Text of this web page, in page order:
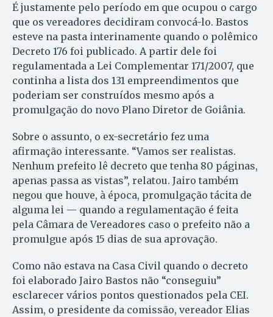
É justamente pelo período em que ocupou o cargo
que os vereadores decidiram convocá-lo. Bastos
esteve na pasta interinamente quando o polêmico
Decreto 176 foi publicado. A partir dele foi
regulamentada a Lei Complementar 171/2007, que
continha a lista dos 131 empreendimentos que
poderiam ser construídos mesmo após a
promulgação do novo Plano Diretor de Goiânia.
Sobre o assunto, o ex-secretário fez uma
afirmação interessante. “Vamos ser realistas.
Nenhum prefeito lê decreto que tenha 80 páginas,
apenas passa as vistas”, relatou. Jairo também
negou que houve, à época, promulgação tácita de
alguma lei — quando a regulamentação é feita
pela Câmara de Vereadores caso o prefeito não a
promulgue após 15 dias de sua aprovação.
Como não estava na Casa Civil quando o decreto
foi elaborado Jairo Bastos não “conseguiu”
esclarecer vários pontos questionados pela CEI.
Assim, o presidente da comissão, vereador Elias